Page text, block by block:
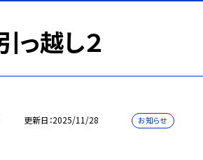
っ越し２
更新日 2025/11/28 お知らせ